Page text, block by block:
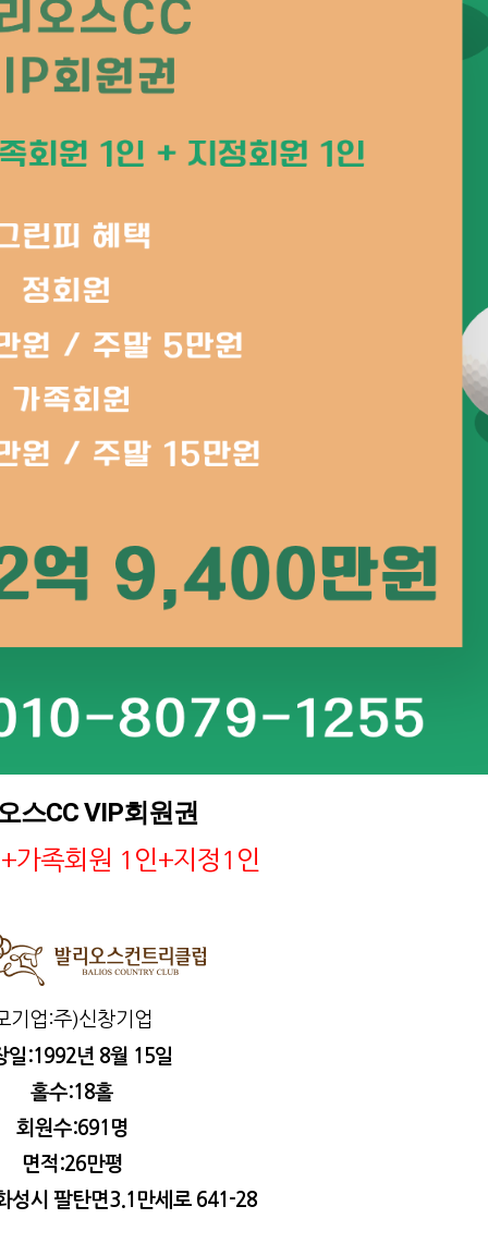
스CC VIP회원권
가족회원 1인+지정1인
기업:주)신창기업
일:1992년 8월 15일
홀수:18홀
회원수:691명
면적:26만평
성시 팔탄면3.1만세로 641-28